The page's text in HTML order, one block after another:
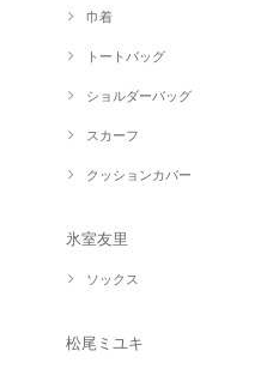
巾着
トートバッグ
ショルダーバッグ
スカーフ
クッションカバー
氷室友里
ソックス
松尾ミユキ